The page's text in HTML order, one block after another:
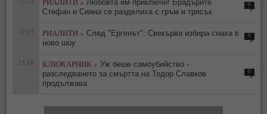
Любовта им приключи! Брадърите
Стефан и Сияна се разделиха с гръм и трясък
0
12:03 РИАЛИТИ » След "Ергенът": Свекърва избира снаха в
ново шоу
0
13:18 КЛЮКАРНИК » Уж беше самоубийство -
разследването за смъртта на Тодор Славков
продължава
0